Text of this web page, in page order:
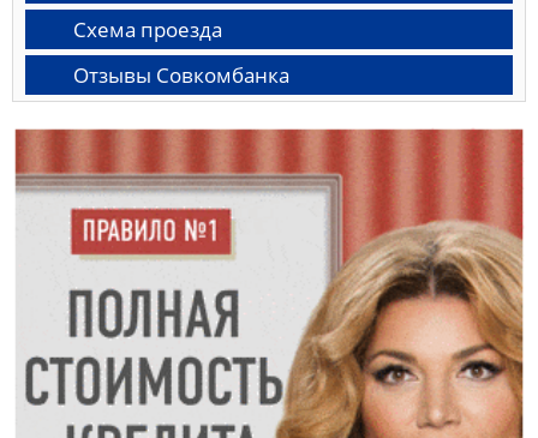
Схема проезда
Отзывы Совкомбанка